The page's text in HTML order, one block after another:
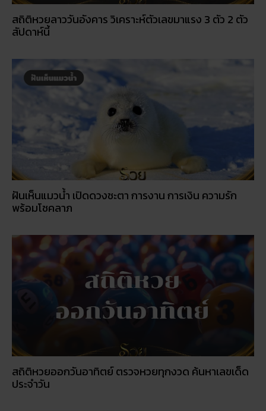
สถิติหวยลาววันอังคาร วิเคราะห์ตัวเลขมาแรง 3 ตัว 2 ตัว
สัปดาห์นี้
ฝันเห็นแมวน้ำ เปิดดวงชะตา การงาน การเงิน ความรัก
พร้อมโชคลาภ
สถิติหวยออกวันอาทิตย์ ตรวจหวยทุกงวด ค้นหาเลขเด็ด
ประจำวัน